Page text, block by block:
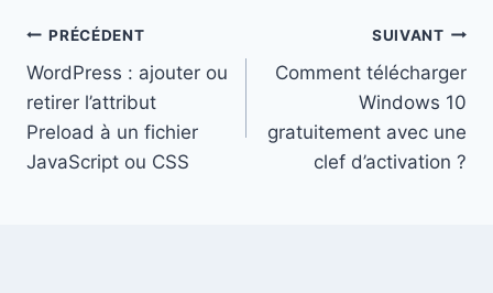
Navigation
de
l’article
PRÉCÉDENT
WordPress : ajouter ou
retirer l’attribut
Preload à un fichier
JavaScript ou CSS
SUIVANT
Comment télécharger
Windows 10
gratuitement avec une
clef d’activation ?